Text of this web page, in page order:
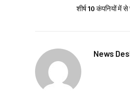
शीर्ष 10 कंपनियों में
News